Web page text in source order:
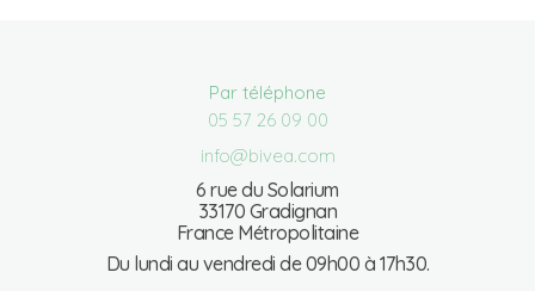
Par téléphone
05 57 26 09 00
info@bivea.com
6 rue du Solarium
33170 Gradignan
France Métropolitaine
Du lundi au vendredi de 09h00 à 17h30.